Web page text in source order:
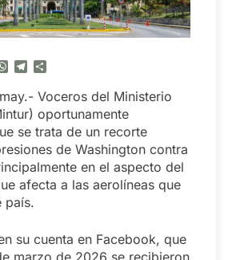
WhatsApp
Telegram
Voceros del Ministerio
oportunamente
se trata de un recorte
de Washington contra
en el aspecto del
afecta a las aerolíneas que
país.
su cuenta en Facebook, que